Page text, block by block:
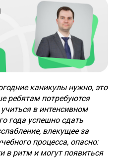
каникулы нужно, это
ребятам потребуются
в интенсивном
года успешно сдать
влекущее за
процесса, опасно:
в ритм и могут появиться